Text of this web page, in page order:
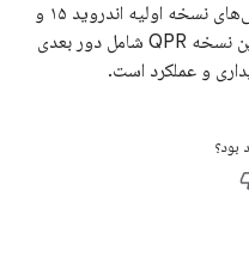
اندروید ۱۵ QPR2 بر اساس به‌روزرسانی‌های نسخه اولیه اندروید ۱۵ و
اندروید ۱۵ QPR1 ساخته شده است. این نسخه QPR شامل دور بعدی
و عملکرد است.
بود؟